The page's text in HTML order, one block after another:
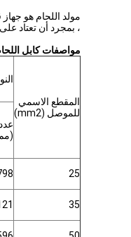
مولد اللحام هو
، بمجرد أن تعتاد
مواصفات كابل
المقطع الاسمي
للموصل (mm2)
25
/ 0.20
35
0.20